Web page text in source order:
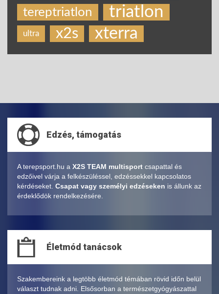
tereptriatlon triatlon
ultra x2s xterra
Edzés, támogatás
A terepsport.hu a X2S TEAM multisport csapattal és
edzőivel várja a felkészüléssel, edzéssekkel kapcsolatos
kérdéseket. Csapat vagy személyi edzéseken is állunk az
érdeklődök rendelkezésére.
Életmód tanácsok
Szakembereink a legtöbb életmód témában rövid időn belül
választ tudnak adni. Elsősorban a természetgyógyászattal